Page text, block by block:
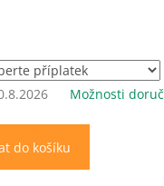
Možnosti
do košíku